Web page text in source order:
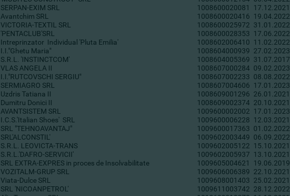
SERPAN-EXIM SRL 1008600020081
17.12.2021
Avantchim SRL 1008600020416 19.04.2022
VICTORIA-TEXTIL SRL 1008600025972 31.01.2022
'PENTACLUB'SRL 1008600028353 17.06.2022
Intreprinzator Individual 'Pluta Emilia' 1008602006410 11.02.2022
I.I."Ghetu Maria" 1008604000939 27.02.2023
S.R.L. 'INSTINCTCOM' 1008604005369 31.07.2017
VLAS ANGELA II 1008607000284 09.02.2023
I.I."RUTCOVSCHI SERGIU" 1008607002233 08.08.2022
SERMIAGRO SRL 1008607004606 17.01.2023
Uzdris Tatiana II 1008609001296 26.01.2021
Dumitru Donici II 1008609002374 20.10.2021
AVANTSISTEM SRL 1009600002002 17.01.2023
I.C.S.'Italian Shoes' SRL 1009600006228 12.03.2021
SRL "TEHNOAVANTAJ" 1009600017363 01.02.2022
SRL'ALCONSTIL' 1009602003449 06.09.2022
S.R.L. LEOVICTA-TRANS 1009602005122 15.10.2021
S.R.L.'DAFRO-SERVICII' 1009602005937 13.10.2021
SRL EXTRA-EXPRES in proces de Insolvabilitate 1009605004621
19.06.2019
VOZITALM-GRUP SRL 1009606006389 22.10.2021
Viata-Dulce SRL 1009608001403 25.02.2021
SRL 'NICOANPETROL' 1009611003742 28.12.2022